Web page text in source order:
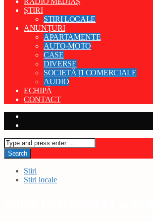
ȘTIRI
STIRI LOCALE
ANUNȚURI
APARTAMENTE
AUTO-MOTO
CASE
DIVERSE
SOCIETĂȚI COMERCIALE
AUDIO
ECHIPĂ
CONTACT
Stiri
Stiri locale